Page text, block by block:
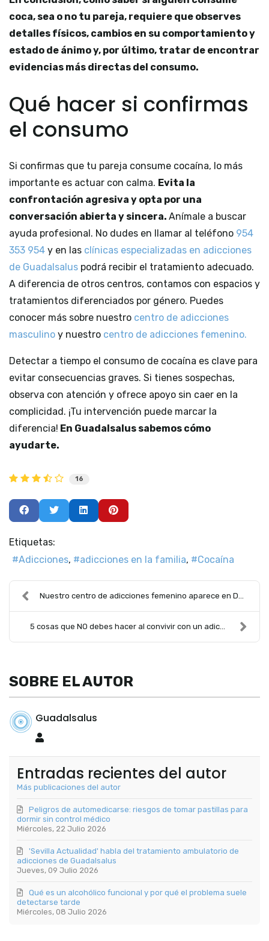
coca, sea o no tu pareja, requiere que observes
detalles físicos, cambios en su comportamiento y
estado de ánimo y, por último, tratar de encontrar
evidencias más directas del consumo.
Qué hacer si confirmas
el consumo
Si confirmas que tu pareja consume cocaína, lo más
importante es actuar con calma. Evita la
confrontación agresiva y opta por una
conversación abierta y sincera. Anímale a buscar
ayuda profesional. No dudes en llamar al teléfono 954
353 954 y en las clínicas especializadas en adicciones
de Guadalsalus podrá recibir el tratamiento adecuado.
A diferencia de otros centros, contamos con espacios y
tratamientos diferenciados por género. Puedes
conocer más sobre nuestro centro de adicciones
masculino y nuestro centro de adicciones femenino.
Detectar a tiempo el consumo de cocaína es clave para
evitar consecuencias graves. Si tienes sospechas,
observa con atención y ofrece apoyo sin caer en la
complicidad. ¡Tu intervención puede marcar la
diferencia! En Guadalsalus sabemos cómo
ayudarte.
16
Etiquetas:
Adicciones
adicciones en la familia Cocaína
Nuestro centro de adicciones femenino aparece en D...
5 cosas que NO debes hacer al convivir con un adic...
SOBRE EL AUTOR
Guadalsalus
Entradas recientes del autor
Más publicaciones del autor
Miércoles, 22 Julio 2026
Peligros de automedicarse: riesgos de tomar pastillas para
dormir sin control médico
Jueves, 09 Julio 2026
'Sevilla Actualidad' habla del tratamiento ambulatorio de
adicciones de Guadalsalus
Miércoles, 08 Julio 2026
Qué es un alcohólico funcional y por qué el problema suele
detectarse tarde